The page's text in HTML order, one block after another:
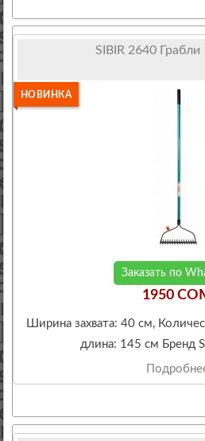
SIBIR 2640 Грабли
НОВИНКА
Заказать по
1950
Ширина захвата: 40 см,
длина: 145 см Бренд